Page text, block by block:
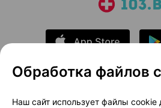
О проекте
Обработка файлов
Наш сайт использует файлы cookie